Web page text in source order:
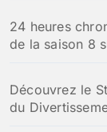
24 heures
de la saison 8
Découvrez le
du